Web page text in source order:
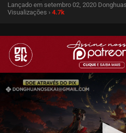
Lançado em setembro 02, 2020
Visualizações › 4.7k